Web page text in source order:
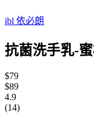
ibl 依必朗
抗菌洗手乳-
$79
$89
4.9
(14)